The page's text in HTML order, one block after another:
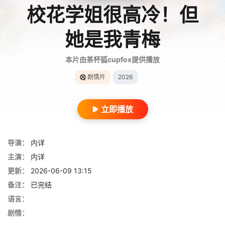
校花学姐很高冷！但
她是我青梅
本片由茶杯狐cupfox提供播放
剧情片 2026
立即播放
导演：
内详
主演：
内详
更新：
2026-06-09 13:15
备注：
已完结
语言：
剧情：